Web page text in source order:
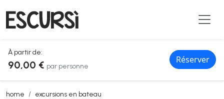
À partir de:
90,00 € par personne
Réserver
home excursions en bateau
depuis arbatax: excursion en canot pneumatique entre cala luna